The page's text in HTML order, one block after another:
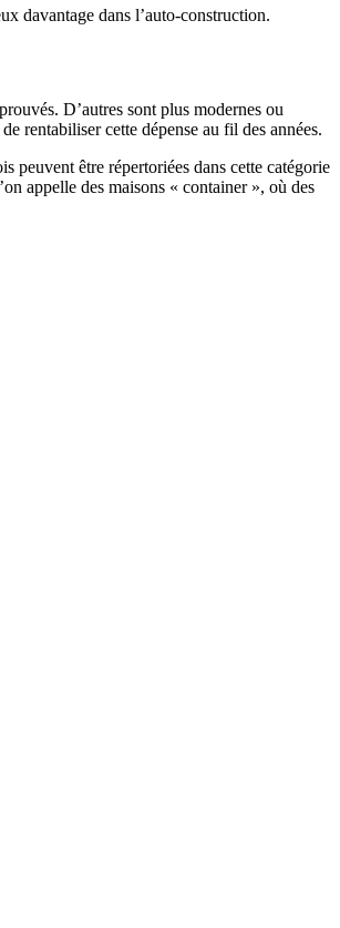
davantage dans l’auto-construction.
D’autres sont plus modernes ou
rentabiliser cette dépense au fil des années.
peuvent être répertoriées dans cette catégorie
appelle des maisons « container », où des